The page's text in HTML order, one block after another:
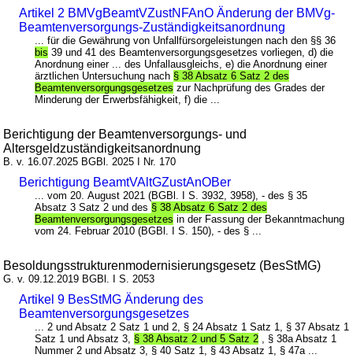
Artikel 2 BMVgBeamtVZustNFAnO Änderung der BMVg-
Beamtenversorgungs-Zuständigkeitsanordnung
... für die Gewährung von Unfallfürsorgeleistungen nach den §§ 36
bis 39 und 41 des Beamtenversorgungsgesetzes vorliegen, d) die
Anordnung einer ... des Unfallausgleichs, e) die Anordnung einer
ärztlichen Untersuchung nach § 38 Absatz 6 Satz 2 des
Beamtenversorgungsgesetzes zur Nachprüfung des Grades der
Minderung der Erwerbsfähigkeit, f) die ...
Berichtigung der Beamtenversorgungs- und
Altersgeldzuständigkeitsanordnung
B. v. 16.07.2025 BGBl. 2025 I Nr. 170
Berichtigung BeamtVAltGZustAnOBer
... vom 20. August 2021 (BGBl. I S. 3932, 3958), - des § 35
Absatz 3 Satz 2 und des § 38 Absatz 6 Satz 2 des
Beamtenversorgungsgesetzes in der Fassung der Bekanntmachung
vom 24. Februar 2010 (BGBl. I S. 150), - des § ...
Besoldungsstrukturenmodernisierungsgesetz (BesStMG)
G. v. 09.12.2019 BGBl. I S. 2053
Artikel 9 BesStMG Änderung des
Beamtenversorgungsgesetzes
... 2 und Absatz 2 Satz 1 und 2, § 24 Absatz 1 Satz 1, § 37 Absatz 1
Satz 1 und Absatz 3, § 38 Absatz 2 und 5 Satz 2 , § 38a Absatz 1
Nummer 2 und Absatz 3, § 40 Satz 1, § 43 Absatz 1, § 47a ...